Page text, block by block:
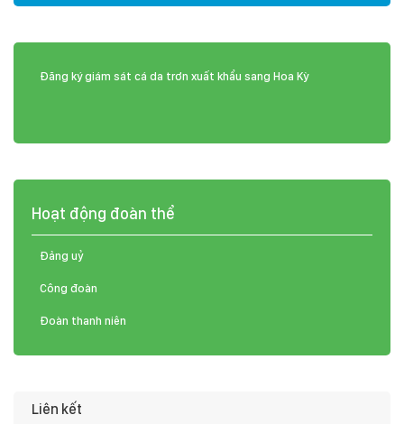
Đăng ký giám sát cá da trơn xuất khẩu sang Hoa Kỳ
Hoạt động đoàn thể
Đảng uỷ
Công đoàn
Đoàn thanh niên
Liên kết